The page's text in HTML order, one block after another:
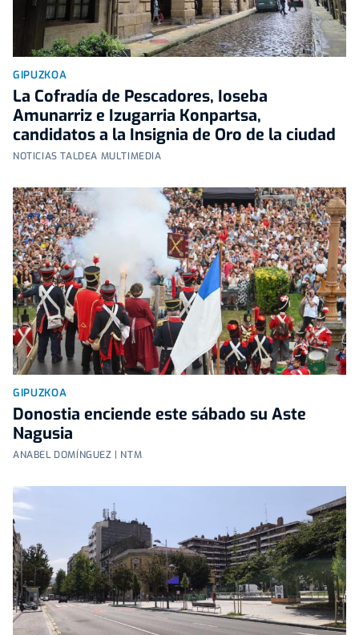
GIPUZKOA
La Cofradía de Pescadores, Ioseba
Amunarriz e Izugarria Konpartsa,
candidatos a la Insignia de Oro de la ciudad
NOTICIAS TALDEA MULTIMEDIA
GIPUZKOA
Donostia enciende este sábado su Aste
Nagusia
ANABEL DOMÍNGUEZ | NTM